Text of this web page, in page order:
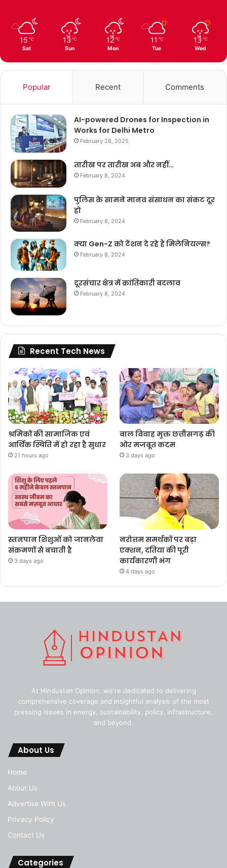
15 ℃
Sat
13 ℃
Sun
12 ℃
Mon
11 ℃
Tue
13 ℃
Wed
Popular Recent Comments
AI-powered Drones for Inspection in
Works for Delhi Metro
February 28, 2025
तारीख पर तारीख अब और नहीं…
February 8, 2024
पुलिस के सामने मानव संसाधन का संकट दूर
हो
February 8, 2024
क्या Gen-Z को टेंशन दे रहे हैं मिलेनियल्स?
February 8, 2024
दूरसंचार क्षेत्र में क्रांतिकारी बदलाव
February 8, 2024
Recent Tech News
श्रमिकों की सामाजिक एवं
आर्थिक स्थिति में हो रहा है सुधार
21 hours ago
बाल विवाह मुक्त छत्तीसगढ़ की
ओर मजबूत कदम
3 days ago
स्तनपान शिशुओं को जानलेवा
संक्रमणों से बचाती है
3 days ago
नरोत्तम समर्थकों पर बड़ा
एक्शन, दतिया की पूरी
कार्यकारणी भंग
4 days ago
At Hindustan Opinion, we're dedicated to delivering
comprehensive coverage and insightful analysis of the most
pressing issues in energy, sustainability, policy, infrastructure,
and beyond.
About Us
Home
About Us
Advertise With Us
Privacy Policy
Contact Us
Categories